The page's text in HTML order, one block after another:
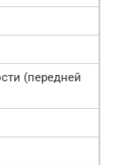
(передней